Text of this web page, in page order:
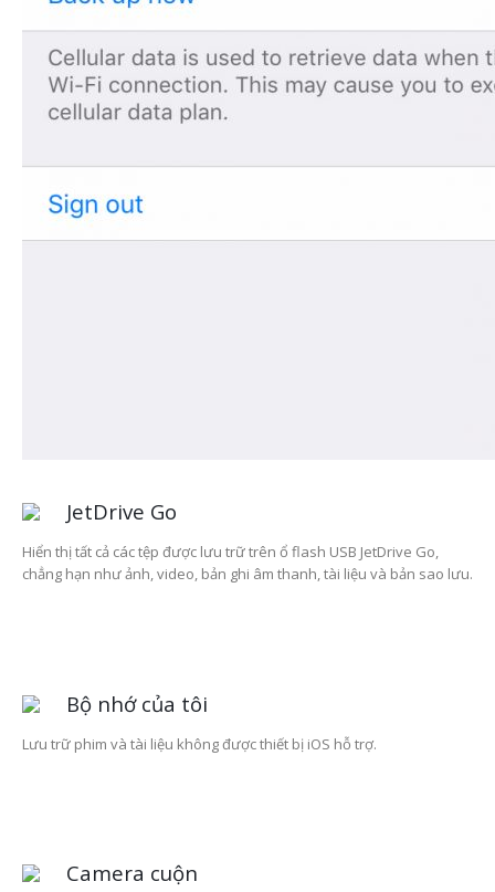
JetDrive Go
Hiển thị tất cả các tệp được lưu trữ trên ổ flash USB JetDrive Go,
chẳng hạn như ảnh, video, bản ghi âm thanh, tài liệu và bản sao lưu.
Bộ nhớ của tôi
Lưu trữ phim và tài liệu không được thiết bị iOS hỗ trợ.
Camera cuộn